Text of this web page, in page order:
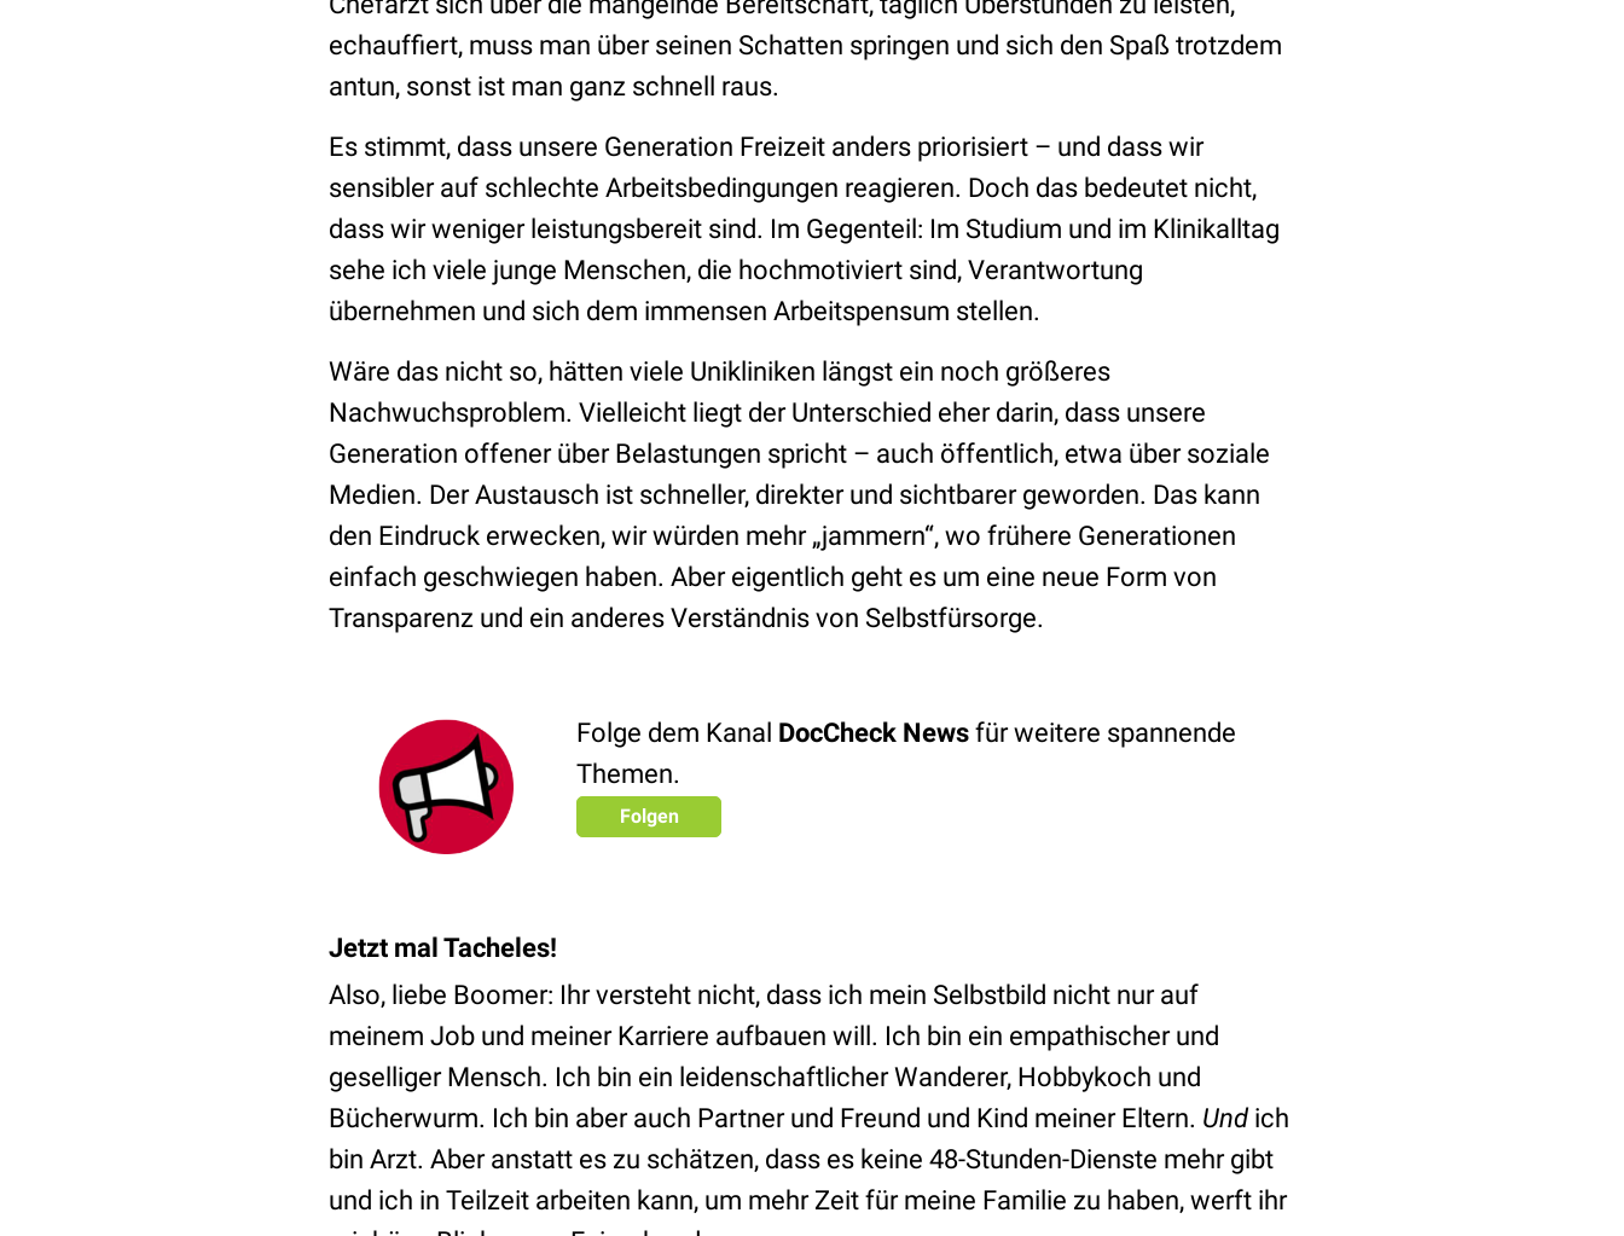
echauffiert, muss man über seinen Schatten springen und sich den Spaß trotzdem
antun, sonst ist man ganz schnell raus.
Es stimmt, dass unsere Generation Freizeit anders priorisiert – und dass wir
sensibler auf schlechte Arbeitsbedingungen reagieren. Doch das bedeutet nicht,
dass wir weniger leistungsbereit sind. Im Gegenteil: Im Studium und im Klinikalltag
sehe ich viele junge Menschen, die hochmotiviert sind, Verantwortung
übernehmen und sich dem immensen Arbeitspensum stellen.
Wäre das nicht so, hätten viele Unikliniken längst ein noch größeres
Nachwuchsproblem. Vielleicht liegt der Unterschied eher darin, dass unsere
Generation offener über Belastungen spricht – auch öffentlich, etwa über soziale
Medien. Der Austausch ist schneller, direkter und sichtbarer geworden. Das kann
den Eindruck erwecken, wir würden mehr „jammern“, wo frühere Generationen
einfach geschwiegen haben. Aber eigentlich geht es um eine neue Form von
Transparenz und ein anderes Verständnis von Selbstfürsorge.
Folge dem Kanal DocCheck News für weitere spannende
Themen.
Folgen
Jetzt mal Tacheles!
Also, liebe Boomer: Ihr versteht nicht, dass ich mein Selbstbild nicht nur auf
meinem Job und meiner Karriere aufbauen will. Ich bin ein empathischer und
geselliger Mensch. Ich bin ein leidenschaftlicher Wanderer, Hobbykoch und
Bücherwurm. Ich bin aber auch Partner und Freund und Kind meiner Eltern. Undich
bin Arzt. Aber anstatt es zu schätzen, dass es keine 48-Stunden-Dienste mehr gibt
und ich in Teilzeit arbeiten kann, um mehr Zeit für meine Familie zu haben, werft ihr